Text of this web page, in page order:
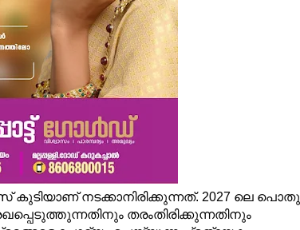
നടക്കാനിരിക്കുന്നത്. 2027 ലെ പൊതു
തരംതിരിക്കുന്നതിനും